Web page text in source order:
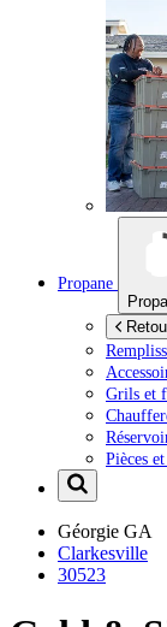
Propane
Grils et
Pièces
Géorgie GA
Clarkesville
30523